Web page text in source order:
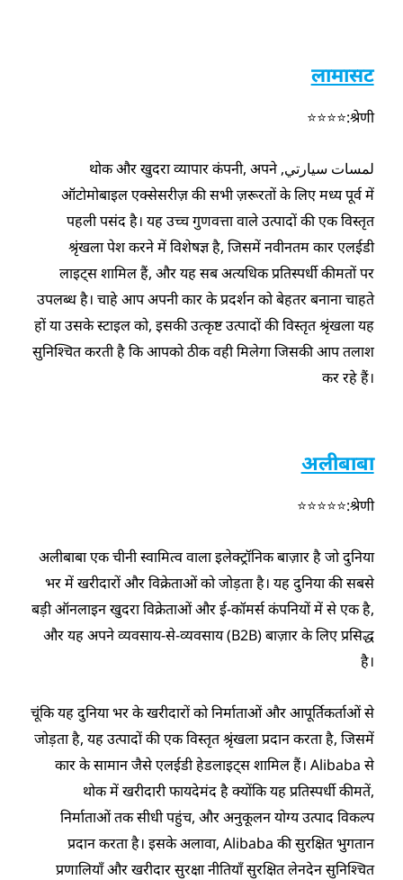
लामासट
श्रेणी:⭐⭐⭐⭐
لمسات سيارتي, थोक और खुदरा व्यापार कंपनी, अपने
ऑटोमोबाइल एक्सेसरीज़ की सभी ज़रूरतों के लिए मध्य पूर्व में
पहली पसंद है। यह उच्च गुणवत्ता वाले उत्पादों की एक विस्तृत
श्रृंखला पेश करने में विशेषज्ञ है, जिसमें नवीनतम कार एलईडी
लाइट्स शामिल हैं, और यह सब अत्यधिक प्रतिस्पर्धी कीमतों पर
उपलब्ध है। चाहे आप अपनी कार के प्रदर्शन को बेहतर बनाना चाहते
हों या उसके स्टाइल को, इसकी उत्कृष्ट उत्पादों की विस्तृत श्रृंखला यह
सुनिश्चित करती है कि आपको ठीक वही मिलेगा जिसकी आप तलाश
कर रहे हैं।
अलीबाबा
श्रेणी:⭐⭐⭐⭐⭐
अलीबाबा एक चीनी स्वामित्व वाला इलेक्ट्रॉनिक बाज़ार है जो दुनिया
भर में खरीदारों और विक्रेताओं को जोड़ता है। यह दुनिया की सबसे
बड़ी ऑनलाइन खुदरा विक्रेताओं और ई-कॉमर्स कंपनियों में से एक है,
और यह अपने व्यवसाय-से-व्यवसाय (B2B) बाज़ार के लिए प्रसिद्ध
है।
चूंकि यह दुनिया भर के खरीदारों को निर्माताओं और आपूर्तिकर्ताओं से
जोड़ता है, यह उत्पादों की एक विस्तृत श्रृंखला प्रदान करता है, जिसमें
कार के सामान जैसे एलईडी हेडलाइट्स शामिल हैं। Alibaba से
थोक में खरीदारी फायदेमंद है क्योंकि यह प्रतिस्पर्धी कीमतें,
निर्माताओं तक सीधी पहुंच, और अनुकूलन योग्य उत्पाद विकल्प
प्रदान करता है। इसके अलावा, Alibaba की सुरक्षित भुगतान
प्रणालियाँ और खरीदार सुरक्षा नीतियाँ सुरक्षित लेनदेन सुनिश्चित